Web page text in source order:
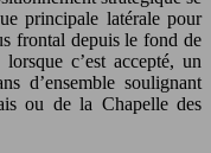
principale latérale pour
frontal depuis le fond de
c’est accepté, un
d’ensemble soulignant
ou de la Chapelle des